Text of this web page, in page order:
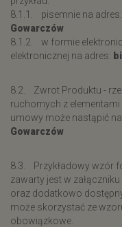
8.1.1. pisemnie na adres:
Gowarczów
8.1.2. w formie
elektronicznej na adres:
8.2. Zwrot Produktu -
ruchomych z
umowy może nastąpić
Gowarczów
8.3. Przykładowy wzór
zawarty jest w
oraz dodatkowo
może skorzystać ze
obowiązkowe.